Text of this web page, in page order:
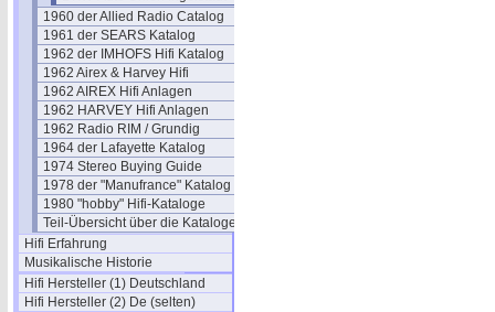
1960 der Allied Radio Catalog
1961 der SEARS Katalog
1962 der IMHOFS Hifi Katalog
1962 Airex & Harvey Hifi
1962 AIREX Hifi Anlagen
1962 HARVEY Hifi Anlagen
1962 Radio RIM / Grundig
1964 der Lafayette Katalog
1974 Stereo Buying Guide
1978 der "Manufrance" Katalog
1980 "hobby" Hifi-Kataloge
Teil-Übersicht über die Kataloge
Hifi Erfahrung
Musikalische Historie
Hifi Hersteller (1) Deutschland
Hifi Hersteller (2) De (selten)